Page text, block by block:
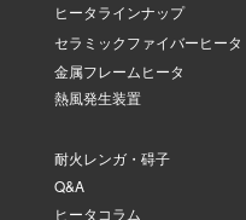
ヒータラインナップ
セラミックファイバーヒータ
金属フレームヒータ
熱風発生装置
耐火レンガ・碍子
Q&A
ヒータコラム